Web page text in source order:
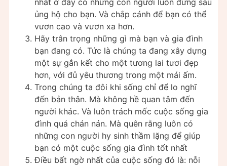
nhất ở đây có những con người luôn đứng sau
ủng hộ cho bạn. Và chắp cánh để bạn có thể
vươn cao và vươn xa hơn.
Hãy trân trọng những gì mà bạn và gia đình
bạn đang có. Tức là chúng ta đang xây dựng
một sự gắn kết cho một tương lai tươi đẹp
hơn, với đủ yêu thương trong một mái ấm.
Trong chúng ta đôi khi sống chỉ để lo nghĩ
đến bản thân. Mà không hề quan tâm đến
người khác. Và luôn trách mốc cuộc sống gia
đình quá chán nản. Mà quên rằng luôn có
những con người hy sinh thầm lặng để giúp
bạn có một cuộc sống gia đình tốt nhất
Điều bất ngờ nhất của cuộc sống đó là: nỗi